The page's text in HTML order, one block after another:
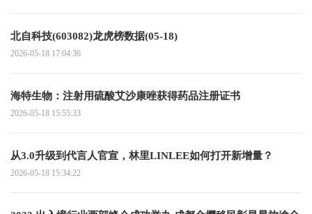
北自科技(603082)龙虎榜数据(05-18)
2026-05-18 17:04:36
海特生物：注射用硫酸艾沙康唑获得药品注册证书
2026-05-18 15:55:33
从3.0升级到代言人官宣，林里LINLEE如何打开新增量？
2026-05-18 15:34:22